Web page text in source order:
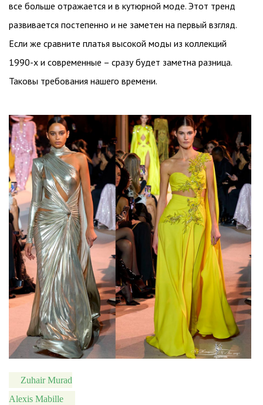
все больше отражается и в кутюрной моде. Этот тренд
развивается постепенно и не заметен на первый взгляд.
Если же сравните платья высокой моды из коллекций
1990-х и современные – сразу будет заметна разница.
Таковы требования нашего времени.
Zuhair Murad
Alexis Mabille